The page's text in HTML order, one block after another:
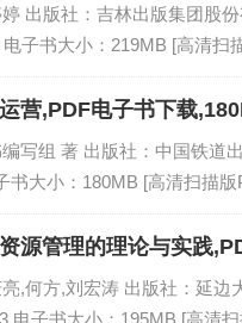
出版社：吉林出版集团股
电子书大小：219MB [高清扫
营,PDF电子书下载
写组 著 出版社：中国铁道
书大小：180MB [高清扫描
源管理的理论与实践
,何方,刘宏涛 出版社：延边
电子书大小：195MB [高清扫